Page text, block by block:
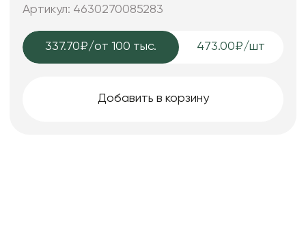
Артикул: 4630270085283
337.70₽/от 100 тыс. 473.00₽/шт
Добавить в корзину